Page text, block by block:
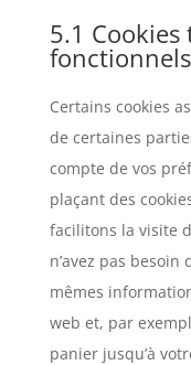
5.1
fonctionnels
Certains cookies
de certaines
compte de vos
plaçant des
facilitons la visite
n’avez pas
mêmes
web et, par
panier jusqu’à